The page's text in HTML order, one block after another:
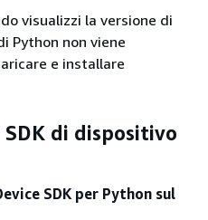
visualizzi la versione di
Python non viene
e installare
di dispositivo
SDK per Python sul